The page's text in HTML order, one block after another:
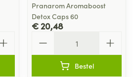
Pranarom Aromaboost
Detox Caps 60
€ 20,48
Bestel